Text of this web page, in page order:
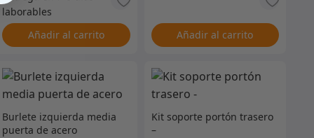
51599/51698/57399/51600)
Añadir al carrito Añadir al carrito
Burlete izquierda media
puerta de acero
Kit soporte portón trasero
–